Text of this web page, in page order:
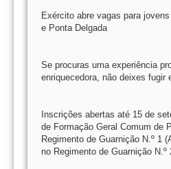
Exército abre vagas para
e Ponta Delgada
Se procuras uma experiência
enriquecedora, não deixes fugir
Inscrições abertas até 15 de
de Formação Geral Comum de
Regimento de Guarnição N.º 1
no Regimento de Guarnição N.º